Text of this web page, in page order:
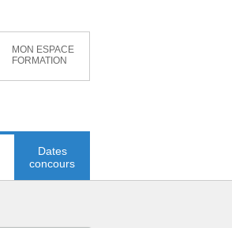
MON ESPACE
FORMATION
Dates
concours